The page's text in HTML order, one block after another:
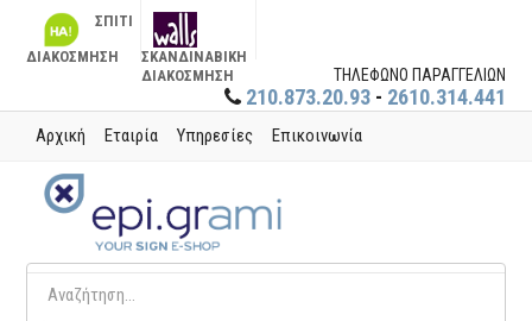
ΣΠΙΤΙ
ΔΙΑΚΟΣΜΗΣΗ
ΣΚΑΝΔΙΝΑΒΙΚΗ
ΔΙΑΚΟΣΜΗΣΗ
ΤΗΛΕΦΩΝΟ ΠΑΡΑΓΓΕΛΙΩΝ
210.873.20.93 - 2610.314.441
Αρχική Εταιρία Υπηρεσίες Επικοινωνία